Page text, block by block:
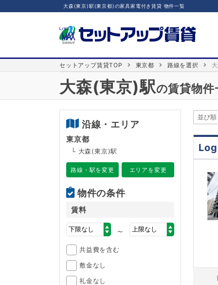
大森(東京)駅(東京都)の家具家電付き賃貸 物件一覧
セットアップ賃貸TOP 東京都 路線を選択
大森(東京)駅の賃貸物件
沿線・エリア
東京都
└ 大森(東京)駅
路線・駅を変更 エリアを変更
物件の条件
賃料
～
共益費を含む
敷金なし
礼金なし